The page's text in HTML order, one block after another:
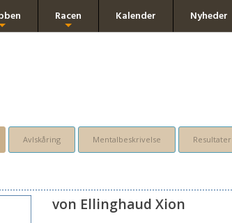
Racen Kalender Nyheder
Avlskåring Mentalbeskrivelse Resultater
von Ellinghaud Xion